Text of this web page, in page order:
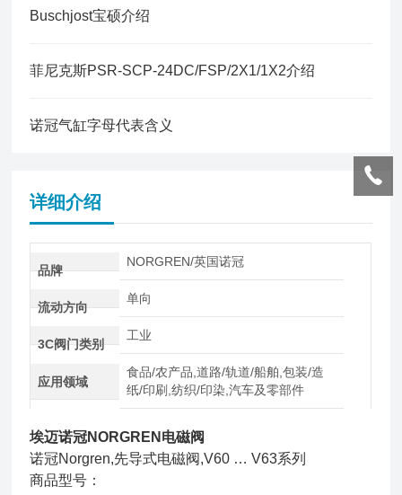
Buschjost宝硕介绍
菲尼克斯PSR-SCP-24DC/FSP/2X1/1X2介绍
诺冠气缸字母代表含义
详细介绍
品牌
NORGREN/英国诺冠
流动方向
单向
3C阀门类别
工业
应用领域
食品/农产品,道路/轨道/船舶,包装/造
纸/印刷,纺织/印染,汽车及零部件
埃迈诺冠NORGREN电磁阀
诺冠Norgren,先导式电磁阀,V60 … V63系列
商品型号：